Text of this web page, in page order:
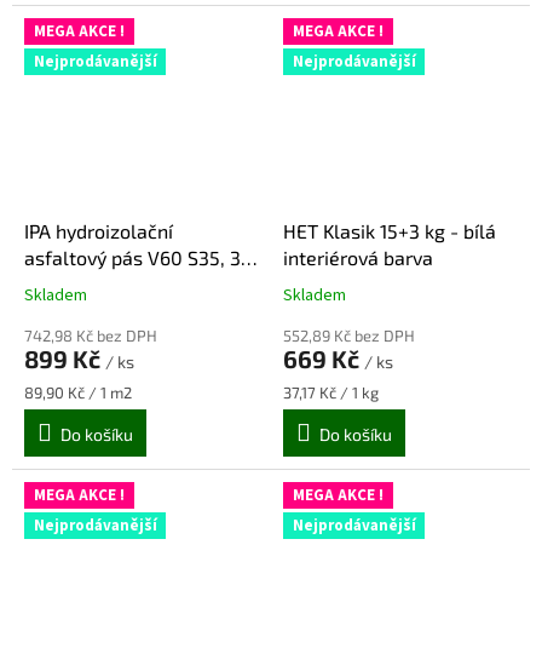
MEGA AKCE !
Nejprodávanější
IPA hydroizolační
asfaltový pás V60 S35, 3,5
mm (10 m2/role)
Průměrné
produktu
je
5,0
z
hvězdiček.
Skladem
742,98 Kč bez DPH
899 Kč / ks
Měrná
cena:
89,90 Kč / 1 m2
Do košíku
MEGA AKCE !
Nejprodávanější
HET Klasik 15+3 kg - bílá
interiérová barva
Průměrné
produktu
je
5,0
z
hvězdiček.
Skladem
552,89 Kč bez DPH
669 Kč / ks
Měrná
cena:
37,17 Kč / 1 kg
Do košíku
MEGA AKCE !
Nejprodávanější
MEGA AKCE !
Nejprodávanější